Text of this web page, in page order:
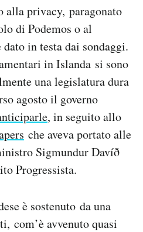
alla privacy, paragonato
di Podemos o al
in testa dai sondaggi.
in Islanda si sono
una legislatura dura
agosto il governo
, in seguito allo
che aveva portato alle
Sigmundur Davíð
Progressista.
è sostenuto da una
com’è avvenuto quasi